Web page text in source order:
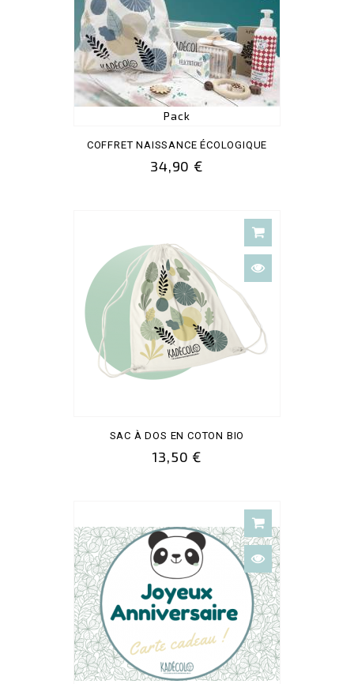
Pack
COFFRET NAISSANCE ÉCOLOGIQUE
34,90 €
SAC À DOS EN COTON BIO
13,50 €